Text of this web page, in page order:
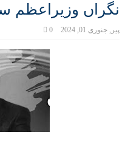
نگراں وزیراعظم
پیر, جنوری 01, 2024 0